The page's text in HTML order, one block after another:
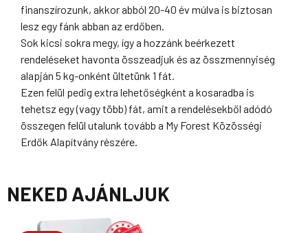
finanszírozunk, akkor abból 20-40 év múlva is biztosan
lesz egy fánk abban az erdőben.
Sok kicsi sokra megy, így a hozzánk beérkezett
rendeléseket havonta összeadjuk és az összmennyiség
alapján 5 kg-onként ültetünk 1 fát.
Ezen felül pedig extra lehetőségként a kosaradba is
tehetsz egy (vagy több) fát, amit a rendelésekből adódó
összegen felül utalunk tovább a My Forest Közösségi
Erdők Alapítvány részére.
NEKED AJÁNLJUK